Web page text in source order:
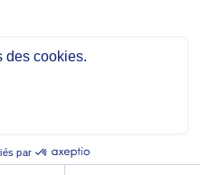
EM Normandie